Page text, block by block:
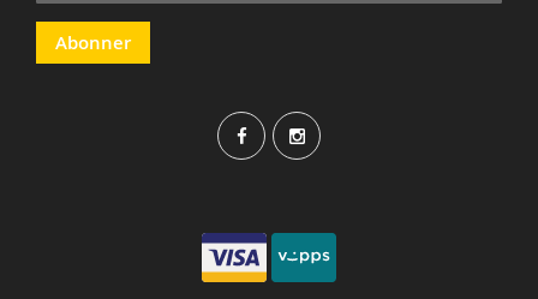
for
Our
Newsletter:
Abonner